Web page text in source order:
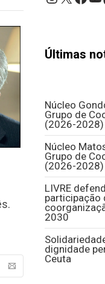
Últimas
Núcleo
Grupo de
(2026-2028)
Núcleo
Grupo de
(2026-2028)
LIVRE
participação
2030
dignidade
Ceuta